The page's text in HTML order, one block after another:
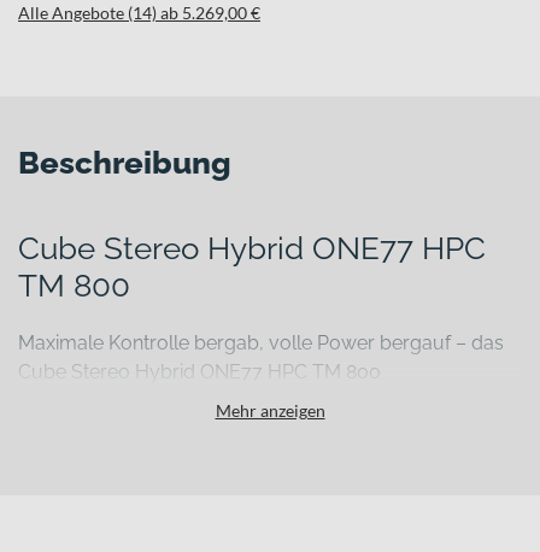
Alle Angebote (14) ab 5.269,00 €
Beschreibung
Cube Stereo Hybrid ONE77 HPC
TM 800
Maximale Kontrolle bergab, volle Power bergauf – das
Cube Stereo Hybrid ONE77 HPC TM 800
Wenn Trails ruppiger werden, Abfahrten steiler und Anstiege
Mehr anzeigen